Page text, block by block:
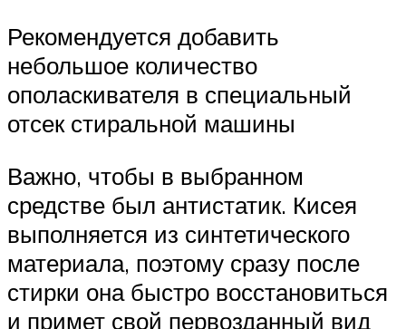
Рекомендуется добавить
небольшое количество
ополаскивателя в специальный
отсек стиральной машины
Важно, чтобы в выбранном
средстве был антистатик. Кисея
выполняется из синтетического
материала, поэтому сразу после
стирки она быстро восстановиться
и примет свой первозданный вид